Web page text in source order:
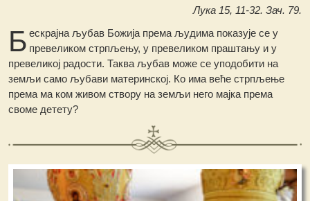
Лука 15, 11-32. Зач. 79.
Б ескрајна љубав Божија према људима показује се у
превеликом стрпљењу, у превеликом праштању и у
превеликој радости. Таква љубав може се уподобити на
земљи само љубави материнској. Ко има веће стрпљење
према ма ком живом створу на земљи него мајка према
своме детету?